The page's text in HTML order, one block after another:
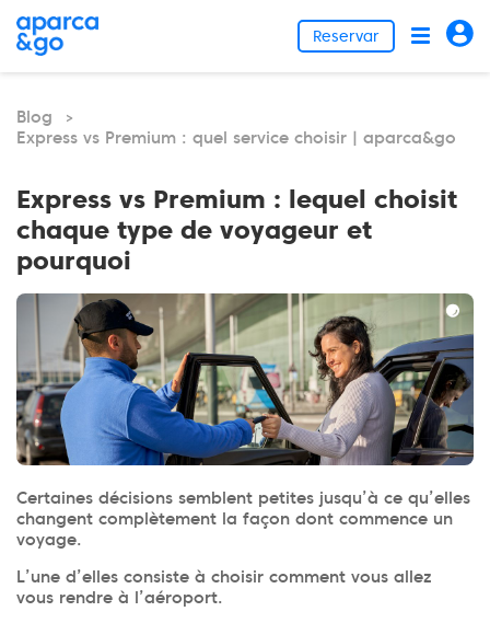
Reservar
Blog >
Express vs Premium : quel service choisir | aparca&go
Express vs Premium : lequel choisit
chaque type de voyageur et
pourquoi
Certaines décisions semblent petites jusqu’à ce qu’elles
changent complètement la façon dont commence un
voyage.
L’une d’elles consiste à choisir comment vous allez
vous rendre à l’aéroport.